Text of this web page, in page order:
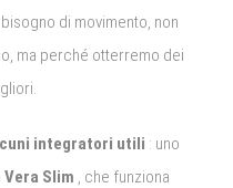
di movimento, non
ma perché otterremo dei
integratori utili : uno
Vera Slim , che funziona